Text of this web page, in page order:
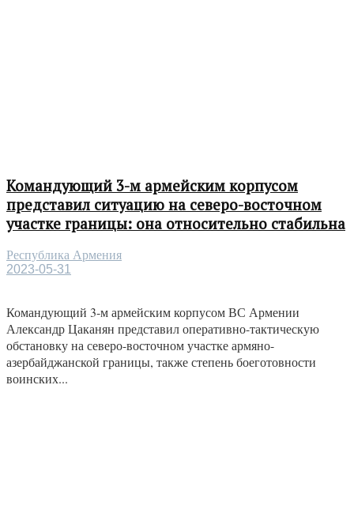
Командующий 3-м армейским корпусом
представил ситуацию на северо-восточном
участке границы: она относительно стабильна
Республика Армения
2023-05-31
Командующий 3-м армейским корпусом ВС Армении
Александр Цаканян представил оперативно-тактическую
обстановку на северо-восточном участке армяно-
азербайджанской границы, также степень боеготовности
воинских...